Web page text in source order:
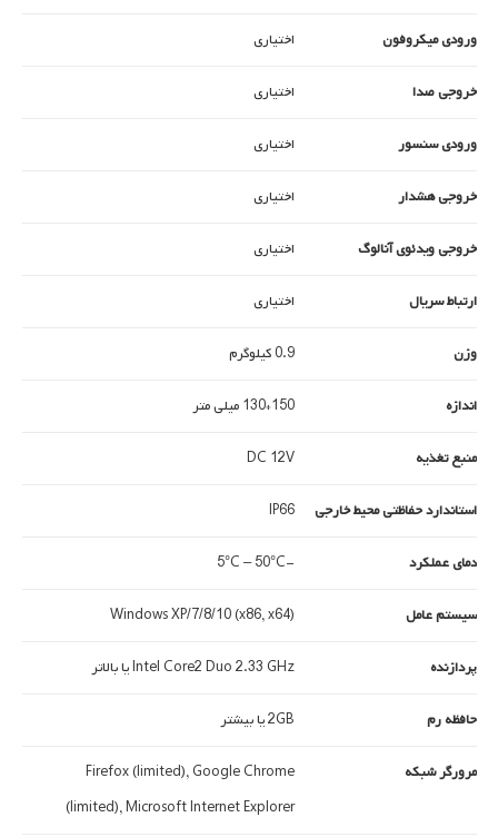
ورودی میکروفون اختیاری
خروجی صدا اختیاری
ورودی سنسور اختیاری
خروجی هشدار اختیاری
خروجی ویدئوی آنالوگ اختیاری
ارتباط سریال اختیاری
وزن 0.9 کیلوگرم
اندازه 150*130 میلی متر
منبع تغذیه DC 12V
استاندارد حفاظتی محیط خارجی IP66
دمای عملکرد -5°C – 50°C
سیستم عامل Windows XP/7/8/10 (x86, x64)
پردازنده Intel Core2 Duo 2.33 GHz یا بالاتر
حافظه رم 2GB یا بیشتر
مرورگر شبکه
Firefox (limited), Google Chrome
(limited), Microsoft Internet Explorer